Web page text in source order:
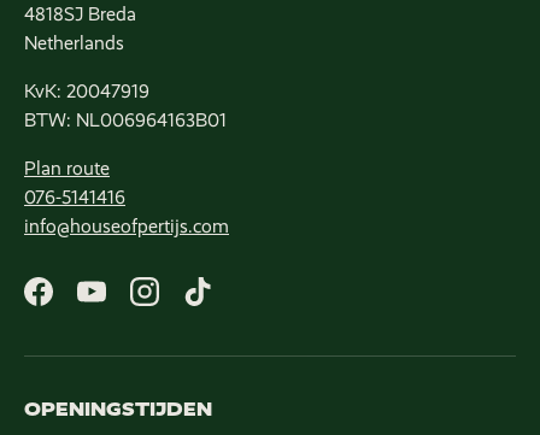
4818SJ Breda
Netherlands
KvK: 20047919
BTW: NL006964163B01
Plan route
076-5141416
info@houseofpertijs.com
Facebook
YouTubeInstagram
TikTok
OPENINGSTIJDEN